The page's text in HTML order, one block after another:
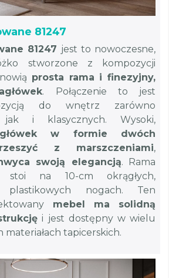
81247
81247 jest to nowoczesne,
stworzone z kompozycji
prosta rama i finezyjny,
. Połączenie to jest
do wnętrz zarówno
jak i klasycznych. Wysoki,
w formie dwóch
z marszczeniami,
swoją elegancją. Rama
stoi na 10-cm okrągłych,
plastikowych nogach. Ten
mebel ma solidną
i jest dostępny w wielu
materiałach tapicerskich.